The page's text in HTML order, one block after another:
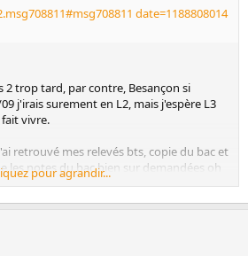
date=1188808014
2 trop tard, par contre, Besançon si
j'irais surement en L2, mais j'espère L3
vivre.
retrouvé mes relevés bts, copie du bac et
les notes du bac bien sur demandées oh
quand même pas être refusée pour des
pour agrandir...